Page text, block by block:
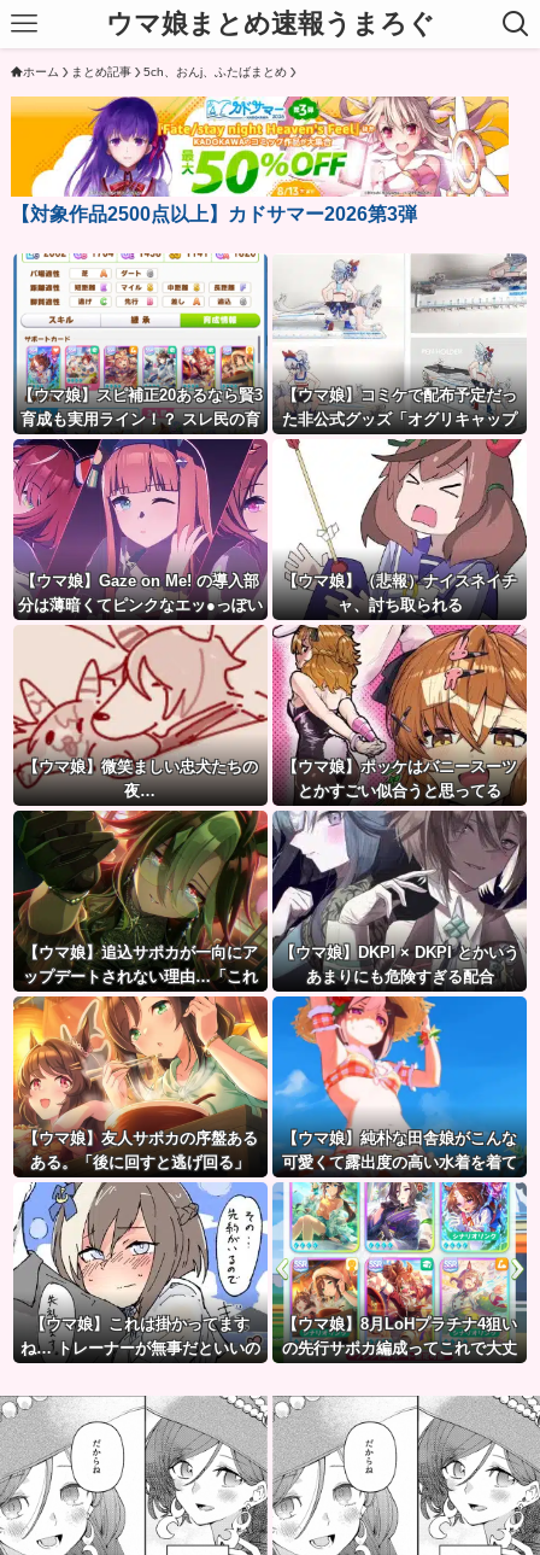
ウマ娘まとめ速報うまろぐ
ホーム まとめ記事 5ch、おんj、ふたばまとめ
【対象作品2500点以上】カドサマー2026第3弾
【ウマ娘】スピ補正20あるなら賢3
育成も実用ライン！？ スレ民の育
成した夏ドーベルが仕上がりつつ
ある件
【ウマ娘】コミケで配布予定だっ
た非公式グッズ「オグリキャップ
タマモクロスアクリル定規」意外
(?)な落とし穴により配布を撤回す
ることに…
【ウマ娘】Gaze on Me! の導入部
分は薄暗くてピンクなエッ●っぽい
雰囲気だから何でも叡智に見える
よね。
【ウマ娘】（悲報）ナイスネイチ
ャ、討ち取られる
【ウマ娘】微笑ましい忠犬たちの
夜…
【ウマ娘】ポッケはバニースーツ
とかすごい似合うと思ってる
【ウマ娘】追込サポカが一向にア
ップデートされない理由…「これ
だけ出さないってことは」
【ウマ娘】DKPI × DKPI とかいう
あまりにも危険すぎる配合
【ウマ娘】友人サポカの序盤ある
ある。「後に回すと逃げ回る」
【ウマ娘】純朴な田舎娘がこんな
可愛くて露出度の高い水着を着て
るのがいいよね…
【ウマ娘】これは掛かってます
ね… トレーナーが無事だといいの
【ウマ娘】8月LoHプラチナ4狙い
の先行サポカ編成ってこれで大丈